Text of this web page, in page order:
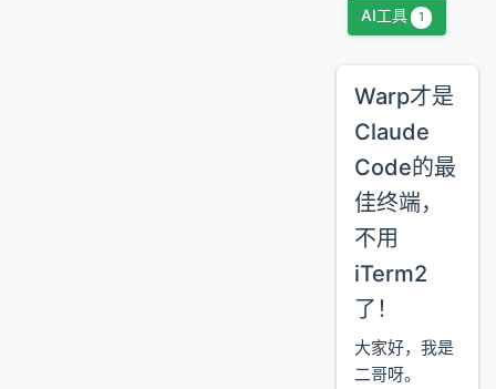
AI工具 1
Warp才是
Claude
Code的最
佳终端，
不用
iTerm2
了！
大家好，我是
二哥呀。